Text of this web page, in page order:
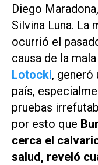
Diego
Silvina Luna. La
ocurrió el
causa de la
Lotocki, generó
país,
pruebas
por esto que
cerca el
salud, reveló